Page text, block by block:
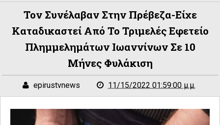
Τον Συνέλαβαν Στην Πρέβεζα-Είχε
Καταδικαστεί Από Το Τριμελές Εφετείο
Πλημμελημάτων Ιωαννίνων Σε 10
Μήνες Φυλάκιση
epirustvnews 11/15/2022 01:59:00 μ.μ.